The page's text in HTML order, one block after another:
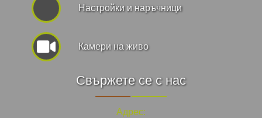
Hастройки и наръчници
Камери на живо
Свържете се с нас
Адрес: